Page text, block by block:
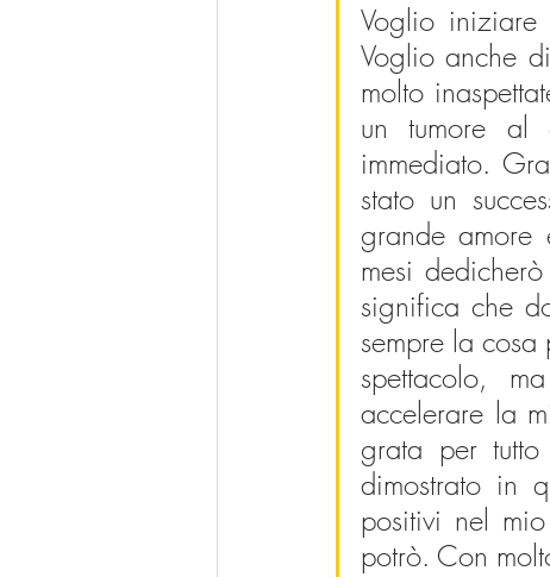
Voglio
Voglio anche
molto
un tumore al
immediato.
stato un
grande
mesi
significa che
sempre la
spettacolo,
accelerare la
grata per
dimostrato in
positivi nel
potrò. Con